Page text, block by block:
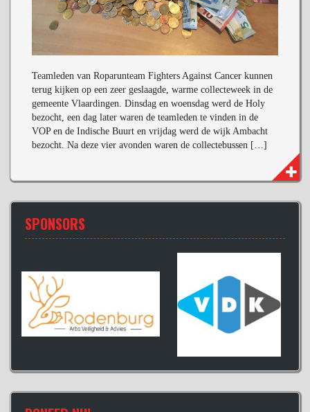
Teamleden van Roparunteam Fighters Against Cancer kunnen
terug kijken op een zeer geslaagde, warme collecteweek in de
gemeente Vlaardingen. Dinsdag en woensdag werd de Holy
bezocht, een dag later waren de teamleden te vinden in de
VOP en de Indische Buurt en vrijdag werd de wijk Ambacht
bezocht. Na deze vier avonden waren de collectebussen […]
SPONSORS